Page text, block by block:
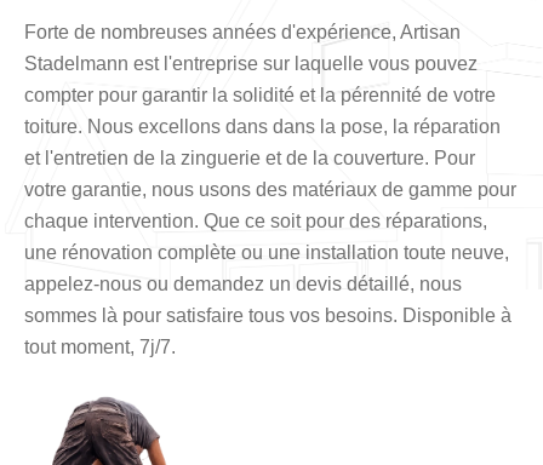
Forte de nombreuses années d'expérience, Artisan
Stadelmann est l'entreprise sur laquelle vous pouvez
compter pour garantir la solidité et la pérennité de votre
toiture. Nous excellons dans dans la pose, la réparation
et l'entretien de la zinguerie et de la couverture. Pour
votre garantie, nous usons des matériaux de gamme pour
chaque intervention. Que ce soit pour des réparations,
une rénovation complète ou une installation toute neuve,
appelez-nous ou demandez un devis détaillé, nous
sommes là pour satisfaire tous vos besoins. Disponible à
tout moment, 7j/7.